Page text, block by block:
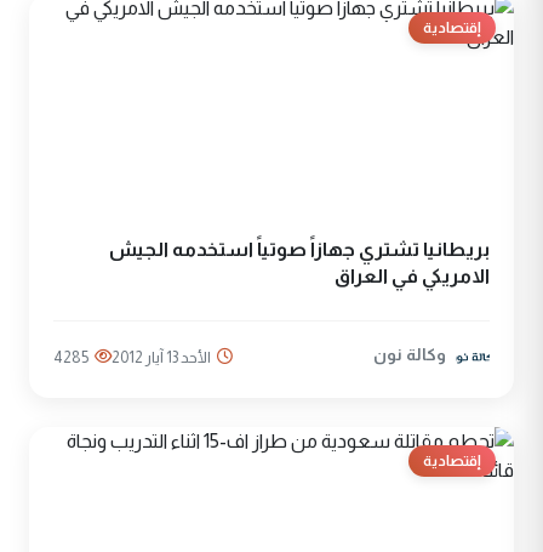
إقتصادية
بريطانيا تشتري جهازاً صوتياً استخدمه الجيش
الامريكي في العراق
وكالة نون الأحد 13 آيار 2012 4285
إقتصادية